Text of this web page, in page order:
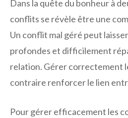
Dans la quête du bonheur à
conflits se révèle être une
Un conflit mal géré peut
profondes et difficilement
relation. Gérer correctement
contraire renforcer le lien
Pour gérer efficacement les